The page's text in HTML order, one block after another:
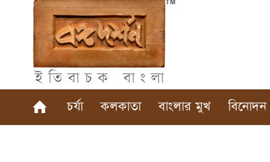
চর্যা কলকাতা বাংলার মুখ বিনোদন